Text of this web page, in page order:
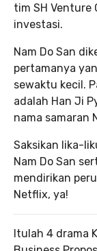
tim SH Venture
investasi.
Nam Do San
pertamanya
sewaktu kecil.
adalah Han Ji
nama samaran
Saksikan lika-
Nam Do San
mendirikan
Netflix, ya!
Itulah 4 drama